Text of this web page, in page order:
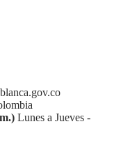
Lunes a Jueves -